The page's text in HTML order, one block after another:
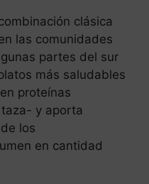
clásica
las comunidades
partes del sur
más saludables
proteínas
y aporta
los
en cantidad